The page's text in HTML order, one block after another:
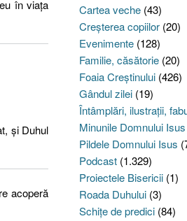
în viața
și Duhul
acoperă
Cartea veche(43)
Creşterea copiilor(20)
Evenimente(128)
Familie, căsătorie(20)
Foaia Creştinului(426)
Gândul zilei(19)
Întâmplări, ilustraţii,
Minunile Domnului Isus
Pildele Domnului Isus
Podcast(1.329)
Proiectele Bisericii(1)
Roada Duhului(3)
Schiţe de predici(84)